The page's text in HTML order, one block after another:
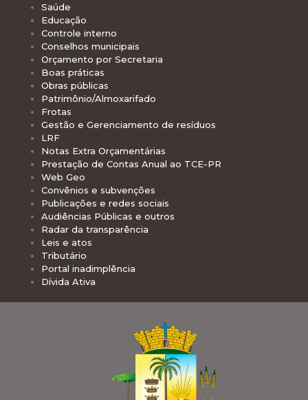
Saúde
Educação
Controle interno
Conselhos municipais
Orçamento por Secretaria
Boas práticas
Obras públicas
Patrimônio/Almoxarifado
Frotas
Gestão e Gerenciamento de resíduos
LRF
Notas Extra Orçamentárias
Prestação de Contas Anual ao TCE-PR
Web Geo
Convênios e subvenções
Publicações e redes sociais
Audiências Públicas e outros
Radar da transparência
Leis e atos
Tributário
Portal inadimplência
Dívida Ativa